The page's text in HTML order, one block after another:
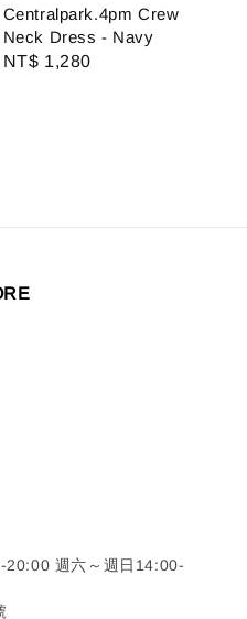
Centralpark.4pm Crew
Neck Dress - Navy
Regular
NT$ 1,280
20:00 週六～週日14:00-